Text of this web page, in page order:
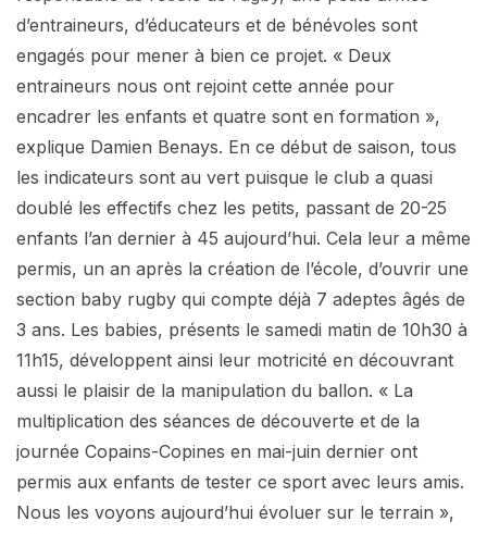
d’entraineurs, d’éducateurs et de bénévoles sont
engagés pour mener à bien ce projet. « Deux
entraineurs nous ont rejoint cette année pour
encadrer les enfants et quatre sont en formation »,
explique Damien Benays. En ce début de saison, tous
les indicateurs sont au vert puisque le club a quasi
doublé les effectifs chez les petits, passant de 20-25
enfants l’an dernier à 45 aujourd’hui. Cela leur a même
permis, un an après la création de l’école, d’ouvrir une
section baby rugby qui compte déjà 7 adeptes âgés de
3 ans. Les babies, présents le samedi matin de 10h30 à
11h15, développent ainsi leur motricité en découvrant
aussi le plaisir de la manipulation du ballon. « La
multiplication des séances de découverte et de la
journée Copains-Copines en mai-juin dernier ont
permis aux enfants de tester ce sport avec leurs amis.
Nous les voyons aujourd’hui évoluer sur le terrain »,